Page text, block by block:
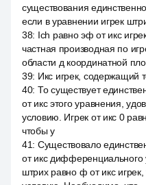
существования
если в уравнении игрек
38: Ich равно эф от икс
частная производная по
области д координатной
39: Икс игрек, содержащий
40: То существует
от икс этого уравнения,
условию. Игрек от икс 0
чтобы у
41: Существовало
от икс дифференциального
штрих равно ф от икс